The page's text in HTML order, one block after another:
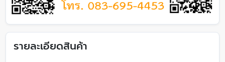
รายละเอียดสินค้า